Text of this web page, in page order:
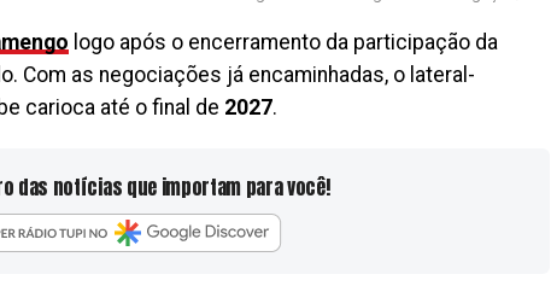
logo após o encerramento da participação da
Com as negociações já encaminhadas, o lateral-
carioca até o final de 2027.
das notícias que importam para você!